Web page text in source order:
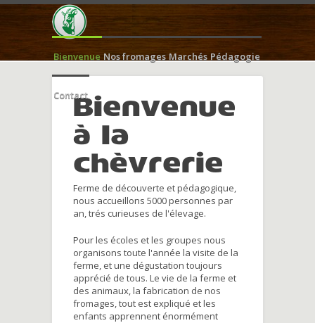
Bienvenue Nos fromages Marchés Pédagogie
ContactBienvenue
à la
chèvrerie
Ferme de découverte et pédagogique,
nous accueillons 5000 personnes par
an, trés curieuses de l'élevage.
Pour les écoles et les groupes nous
organisons toute l'année la visite de la
ferme, et une dégustation toujours
apprécié de tous. Le vie de la ferme et
des animaux, la fabrication de nos
fromages, tout est expliqué et les
enfants apprennent énormément